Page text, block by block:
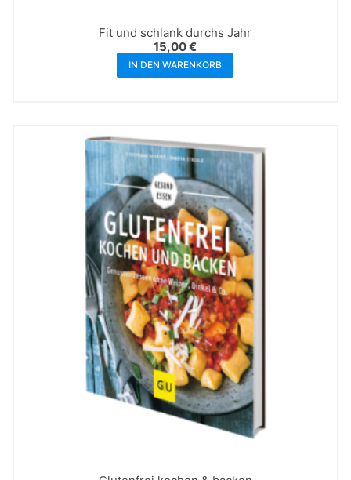
Fit und schlank durchs Jahr
15,00€
IN DEN WARENKORB